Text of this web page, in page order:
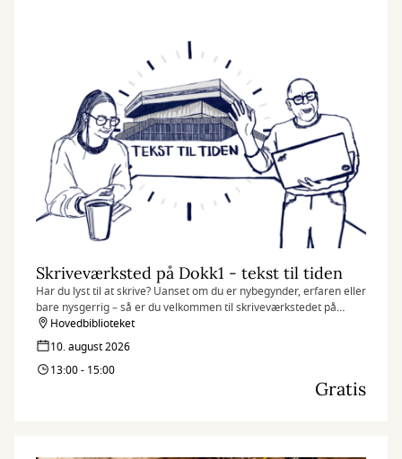
Skriveværksted på Dokk1 - tekst til tiden
Har du lyst til at skrive? Uanset om du er nybegynder, erfaren eller
bare nysgerrig – så er du velkommen til skriveværkstedet på
Dokk1. Her handler det ikke om at skrive korrekt, men om at
slippe fantasien løs og finde glæde i sproget.
Hovedbiblioteket
10. august 2026
13:00 - 15:00
Gratis